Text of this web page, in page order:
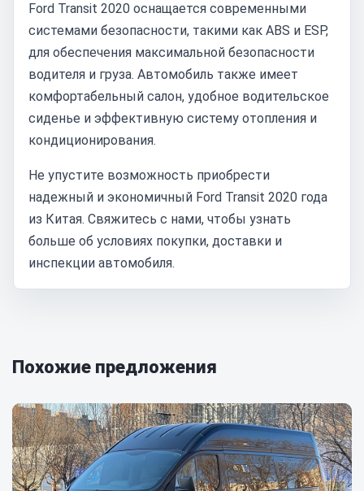
Ford Transit 2020 оснащается современными
системами безопасности, такими как ABS и ESP,
для обеспечения максимальной безопасности
водителя и груза. Автомобиль также имеет
комфортабельный салон, удобное водительское
сиденье и эффективную систему отопления и
кондиционирования.
Не упустите возможность приобрести
надежный и экономичный Ford Transit 2020 года
из Китая. Свяжитесь с нами, чтобы узнать
больше об условиях покупки, доставки и
инспекции автомобиля.
Похожие предложения